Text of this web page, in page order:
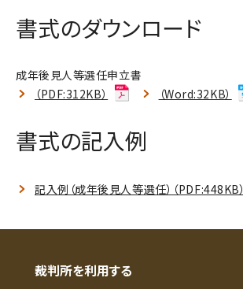
書式のダウンロード
成年後見人等選任申立書
（PDF:312KB）
（Word:32KB）
書式の記入例
記入例（成年後見人等選任）（PDF:448KB）
裁判所を利用する